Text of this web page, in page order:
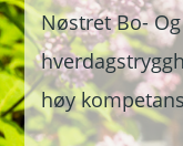
Nøstret Bo-
høy